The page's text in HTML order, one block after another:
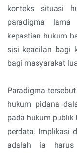
konteks situasi
paradigma lama
kepastian hukum
sisi keadilan bagi
bagi masyarakat
Paradigma
hukum pidana
pada hukum publik
perdata. Implikasi
adalah ia